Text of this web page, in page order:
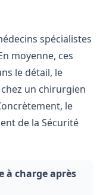
spécialistes
moyenne, ces
le détail, le
chez un chirurgien
le
de la Sécurité
à charge après